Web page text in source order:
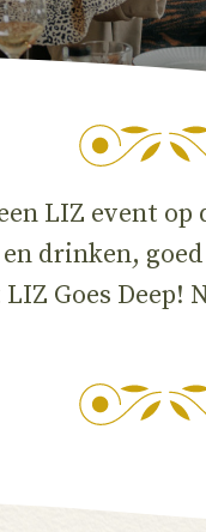
LIZ event
drinken,
Goes Deep!